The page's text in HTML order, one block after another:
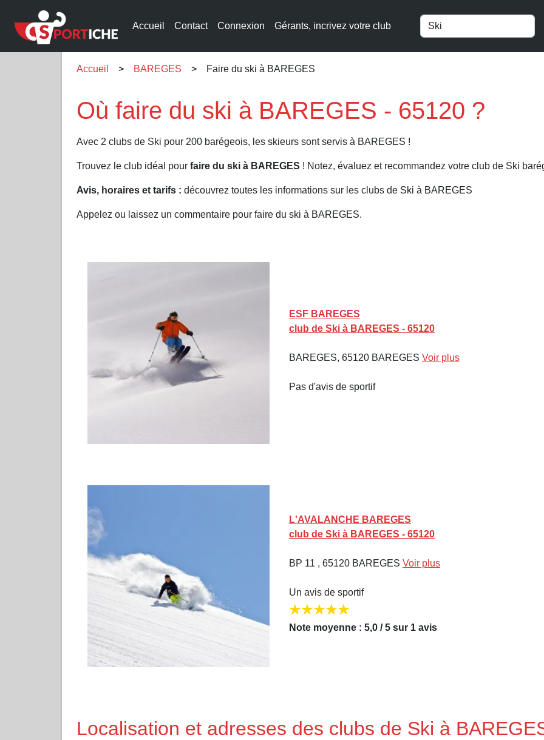
Accueil Contact Connexion Gérants, incrivez votre club
Accueil BAREGES Faire du ski à BAREGES
Où faire du ski à BAREGES - 65120 ?
Avec 2 clubs de Ski pour 200 barégeois, les skieurs sont servis à BAREGES !
Trouvez le club idéal pour faire du ski à BAREGES ! Notez, évaluez et recommandez votre club de Ski
Avis, horaires et tarifs : découvrez toutes les informations sur les clubs de Ski à BAREGES
Appelez ou laissez un commentaire pour faire du ski à BAREGES.
ESF BAREGES
club de Ski à BAREGES - 65120
BAREGES, 65120 BAREGES Voir plus
Pas d'avis de sportif
L'AVALANCHE BAREGES
club de Ski à BAREGES - 65120
BP 11 , 65120 BAREGES Voir plus
Un avis de sportif
Note moyenne : 5,0 / 5 sur 1 avis
Localisation et adresses des clubs de Ski à